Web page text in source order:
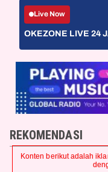
Live Now
OKEZONE LIVE 24